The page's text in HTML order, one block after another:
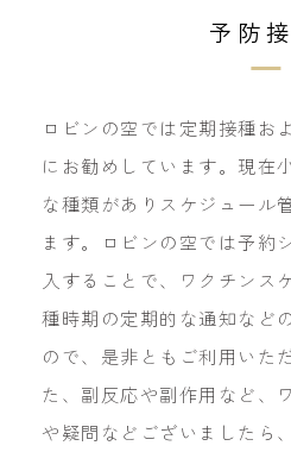
予防
ロビンの空では定期接種お
にお勧めしています。現在
な種類がありスケジュール
ます。ロビンの空では予約
入することで、ワクチンス
種時期の定期的な通知など
ので、是非ともご利用いた
た、副反応や副作用など、
や疑問などございましたら